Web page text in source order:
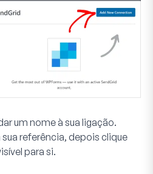
um nome à sua ligação.
referência, depois clique
para si.